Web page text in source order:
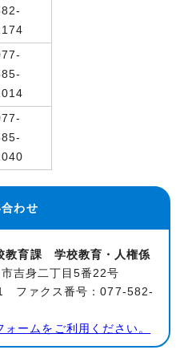
わせ
育課 学校教育・人権係
吉身二丁目5番22号
ファクス番号：077-582-
ームをご利用ください。